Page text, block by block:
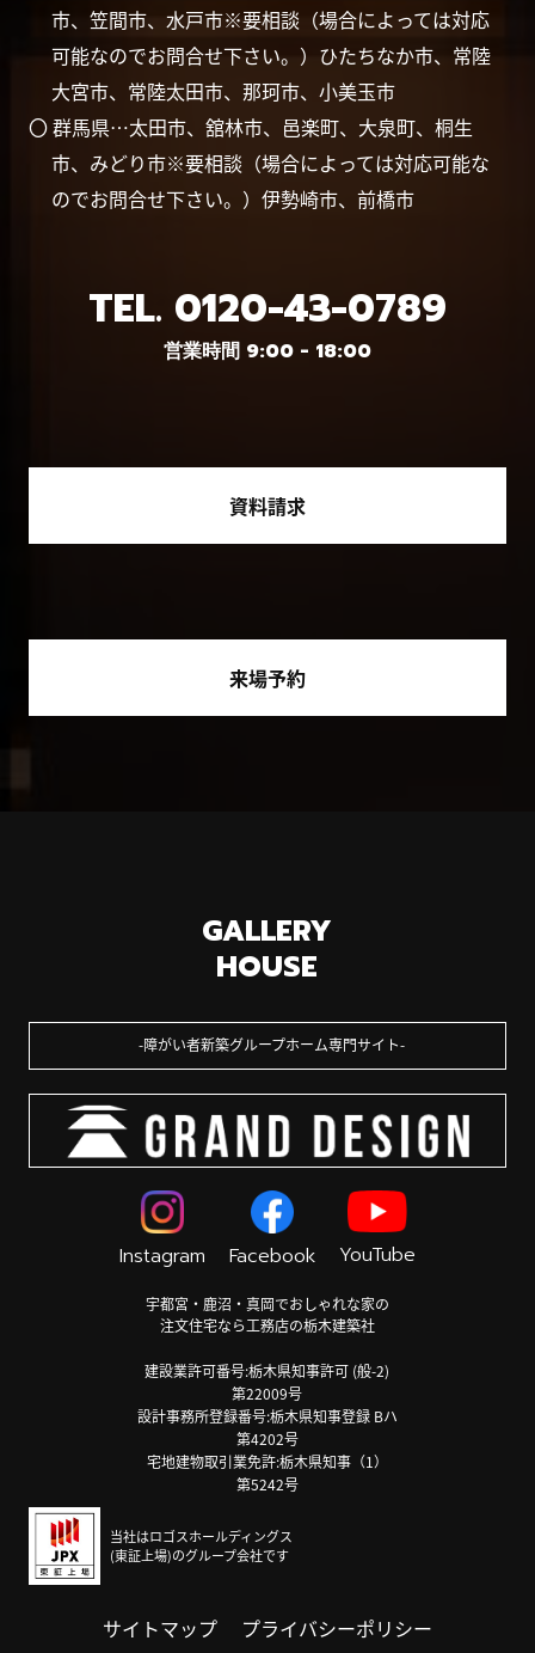
市、笠間市、水戸市※要相談（場合によっては対応
可能なのでお問合せ下さい。）ひたちなか市、常陸
大宮市、常陸太田市、那珂市、小美玉市
〇 群馬県…太田市、舘林市、邑楽町、大泉町、桐生
市、みどり市※要相談（場合によっては対応可能な
のでお問合せ下さい。）伊勢崎市、前橋市
TEL. 0120-43-0789
営業時間 9:00 - 18:00
資料請求
来場予約
GALLERY
HOUSE
障がい者新築グループホーム専門サイト
Instagram Facebook YouTube
宇都宮・鹿沼・真岡でおしゃれな家の
注文住宅なら工務店の栃木建築社
建設業許可番号:栃木県知事許可 (般-2)
第22009号
設計事務所登録番号:栃木県知事登録 Bハ
第4202号
宅地建物取引業免許:栃木県知事（1）
第5242号
当社はロゴスホールディングス
(東証上場)のグループ会社です
サイトマップ プライバシーポリシー